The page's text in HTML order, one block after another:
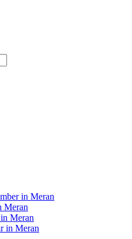
in Meran
Meran
Meran
in Meran